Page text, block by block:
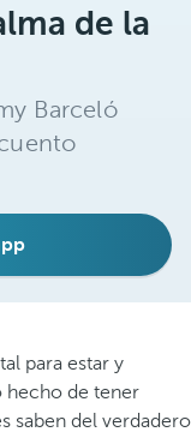
de la
Barceló
para estar y
hecho de tener
saben del verdadero